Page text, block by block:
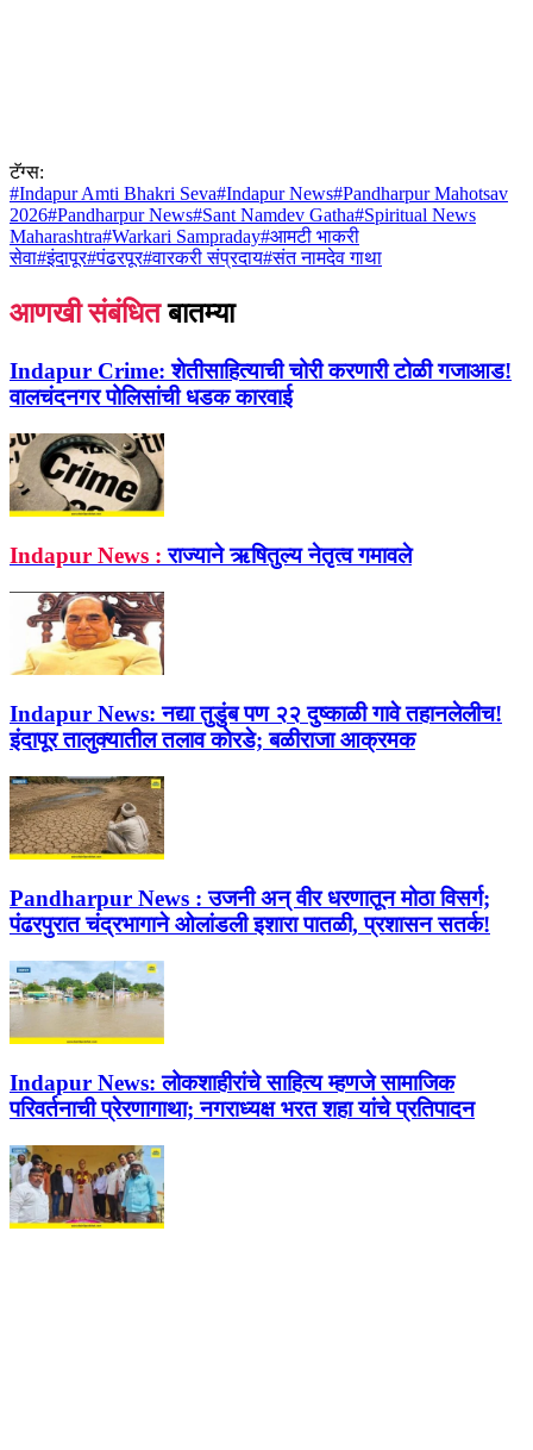
टॅग्स:
#Indapur Amti Bhakri Seva#Indapur News#Pandharpur Mahotsav
2026#Pandharpur News#Sant Namdev Gatha#Spiritual News
Maharashtra#Warkari Sampraday#आमटी भाकरी
सेवा#इंदापूर#पंढरपूर#वारकरी संप्रदाय#संत नामदेव गाथा
आणखी संबंधित बातम्या
Indapur Crime: शेतीसाहित्याची चोरी करणारी टोळी गजाआड!
वालचंदनगर पोलिसांची धडक कारवाई
Indapur News : राज्याने ऋषितुल्य नेतृत्व गमावले
Indapur News: नद्या तुडुंब पण २२ दुष्काळी गावे तहानलेलीच!
इंदापूर तालुक्यातील तलाव कोरडे; बळीराजा आक्रमक
Pandharpur News : उजनी अन् वीर धरणातून मोठा विसर्ग;
पंढरपुरात चंद्रभागाने ओलांडली इशारा पातळी, प्रशासन सतर्क!
Indapur News: लोकशाहीरांचे साहित्य म्हणजे सामाजिक
परिवर्तनाची प्रेरणागाथा; नगराध्यक्ष भरत शहा यांचे प्रतिपादन